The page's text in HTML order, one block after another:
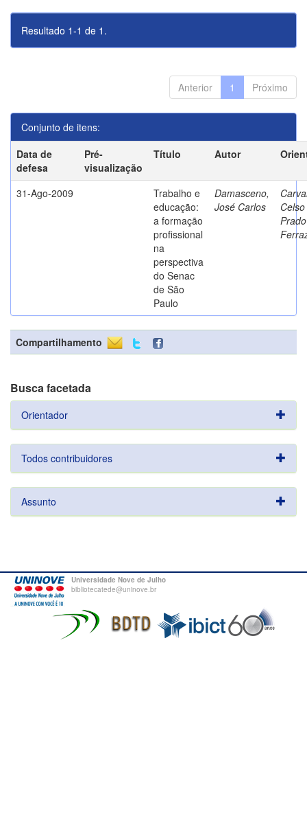
Resultado 1-1 de 1.
Anterior 1 Próximo
Conjunto de itens:
Data de
defesa
Pré-
visualização
Título Autor
31-Ago-2009
Trabalho e
educação:
a formação
profissional
na
perspectiva
do Senac
de São
Paulo
Damasceno,
José Carlos
Prado
Compartilhamento
Busca facetada
Orientador
Todos contribuidores
Assunto
Universidade Nove de Julho
bibliotecatede@uninove.br